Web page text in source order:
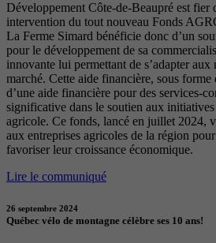
Développement Côte-de-Beaupré est fier
intervention du tout nouveau Fonds
La Ferme Simard bénéficie donc d’un
pour le développement de sa
innovante lui permettant de s’adapter aux
marché. Cette aide financière, sous
d’une aide financière pour des services-
significative dans le soutien aux initiatives
agricole. Ce fonds, lancé en juillet 2024,
aux entreprises agricoles de la région
favoriser leur croissance économique.
Lire le communiqué
26 septembre 2024
Québec vélo de montagne célèbre ses 10 ans!